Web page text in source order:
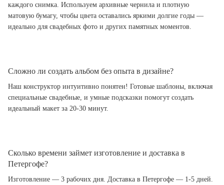
каждого снимка. Используем архивные чернила и плотную
матовую бумагу, чтобы цвета оставались яркими долгие годы —
идеально для свадебных фото и других памятных моментов.
Сложно ли создать альбом без опыта в дизайне?
Наш конструктор интуитивно понятен! Готовые шаблоны, включая
специальные свадебные, и умные подсказки помогут создать
идеальный макет за 20-30 минут.
Сколько времени займет изготовление и доставка в
Петергофе?
Изготовление — 3 рабочих дня. Доставка в Петергофе — 1-5 дней.